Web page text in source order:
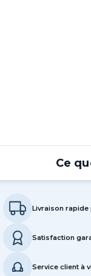
Ce
Livraison rapide
Satisfaction
Service client à